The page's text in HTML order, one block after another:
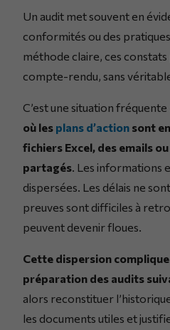
Un audit met souvent en
conformités ou des
méthode claire, ces
compte-rendu, sans
C’est une situation fréquente
où les plans d’action sont
fichiers Excel, des emails
partagés. Les informations
dispersées. Les délais ne
preuves sont difficiles à
peuvent devenir floues.
Cette dispersion
préparation des audits
alors reconstituer
les documents utiles et